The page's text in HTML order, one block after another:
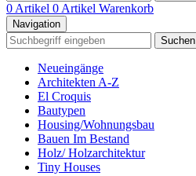
0 Artikel 0 Artikel Warenkorb
Navigation
Suchen
Neueingänge
Architekten A-Z
El Croquis
Bautypen
Housing/Wohnungsbau
Bauen Im Bestand
Holz/ Holzarchitektur
Tiny Houses